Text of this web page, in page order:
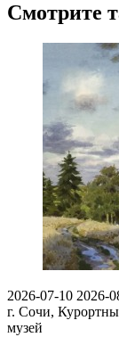
Смотрите
2026-07-10 2026-
г. Сочи,
музей